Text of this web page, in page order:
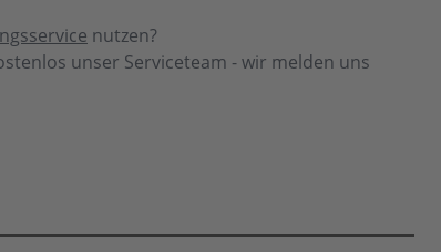
nutzen?
unser Serviceteam - wir melden uns